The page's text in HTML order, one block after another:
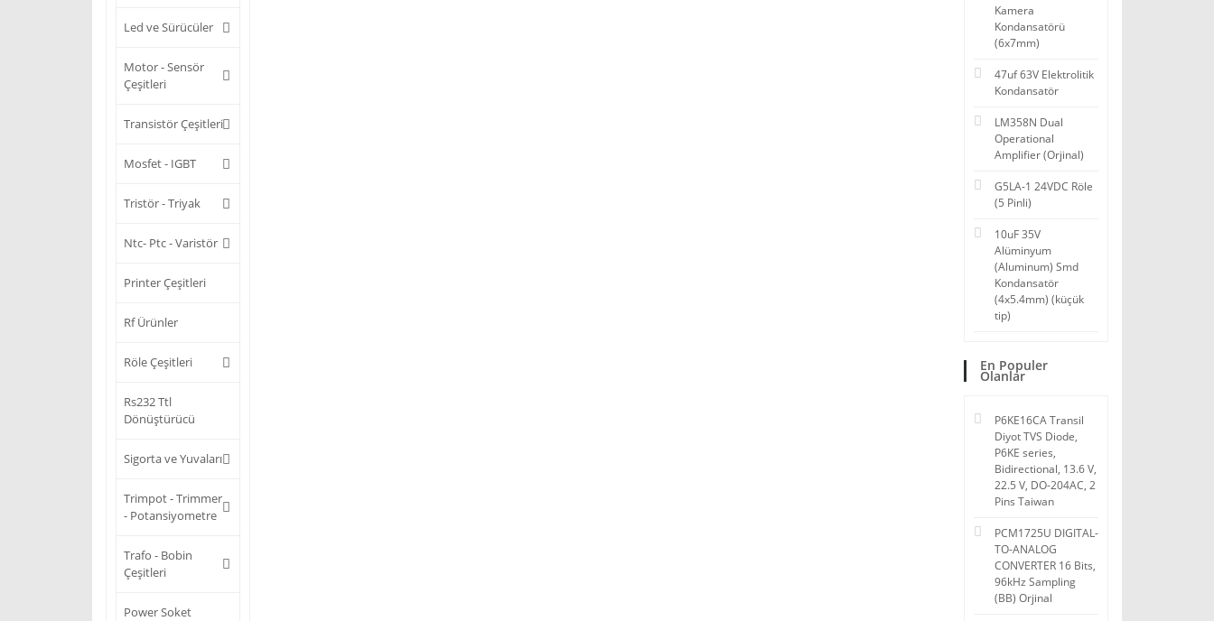
Led ve Sürücüler
Motor - Sensör
Çeşitleri
Transistör Çeşitleri
Mosfet - IGBT
Tristör - Triyak
Ntc- Ptc - Varistör
Printer Çeşitleri
Rf Ürünler
Röle Çeşitleri
Rs232 Ttl
Dönüştürücü
Sigorta ve Yuvaları
Trimpot - Trimmer
- Potansiyometre
Trafo - Bobin
Çeşitleri
Power Soket
Kamera
Kondansatörü
(6x7mm)
47uf 63V Elektrolitik
Kondansatör
LM358N Dual
Operational
Amplifier (Orjinal)
G5LA-1 24VDC Röle
(5 Pinli)
10uF 35V
Alüminyum
(Aluminum) Smd
Kondansatör
(4x5.4mm) (küçük
tip)
En Populer
Olanlar
P6KE16CA Transil
Diyot TVS Diode,
P6KE series,
Bidirectional, 13.6 V,
22.5 V, DO-204AC, 2
Pins Taiwan
PCM1725U DIGITAL-
TO-ANALOG
CONVERTER 16 Bits,
96kHz Sampling
(BB) Orjinal